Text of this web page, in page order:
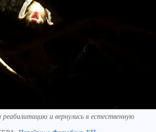
и вернулись в естественную